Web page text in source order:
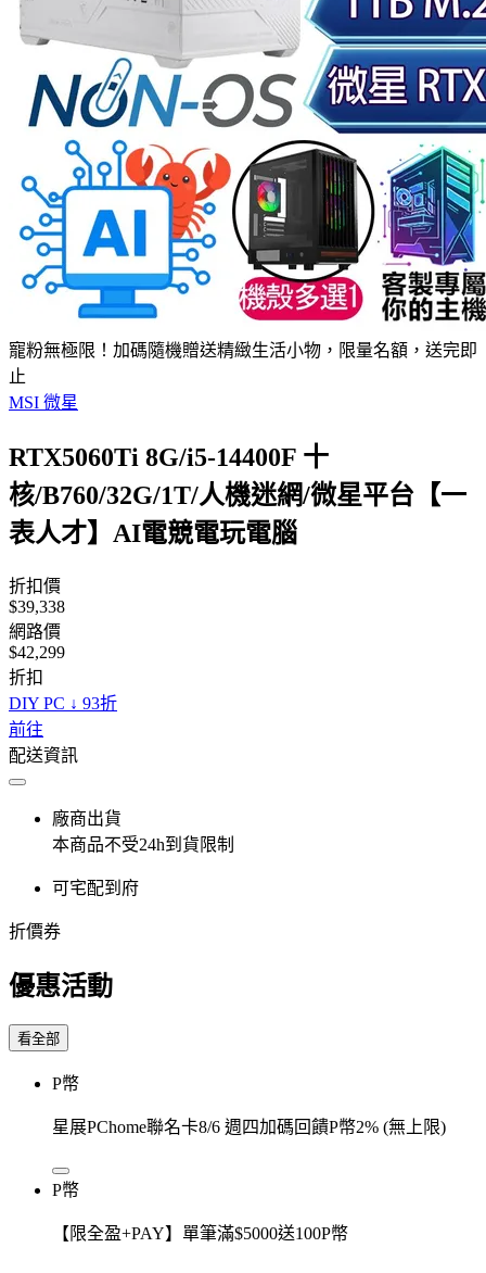
寵粉無極限！加碼隨機贈送精緻生活小物，限量名額，送完即
止
MSI 微星
RTX5060Ti 8G/i5-14400F 十
核/B760/32G/1T/人機迷網/微星平台【一
表人才】AI電競電玩電腦
折扣價
$39,338
網路價
$42,299
折扣
DIY PC ↓ 93折
前往
配送資訊
廠商出貨
本商品不受24h到貨限制
可宅配到府
折價券
優惠活動
看全部
P幣
星展PChome聯名卡8/6 週四加碼回饋P幣2% (無上限)
P幣
【限全盈+PAY】單筆滿$5000送100P幣